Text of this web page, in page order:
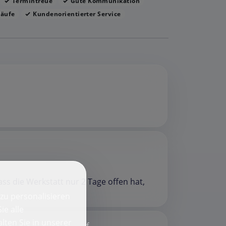
Kundenorientierter Service
die Werkstatt nur 2 Tage offen hat,
personalisieren
Sie in unserer